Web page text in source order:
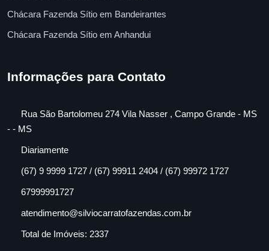
Chácara Fazenda Sítio em Bandeirantes
Chácara Fazenda Sítio em Anhandui
Informações para Contato
Rua São Bartolomeu 274 Vila Nasser , Campo Grande - MS
- - MS
Diariamente
(67) 9 9999 1727 / (67) 99911 2404 / (67) 99972 1727
67999991727
atendimento@silviocarratofazendas.com.br
Total de Imóveis: 2337